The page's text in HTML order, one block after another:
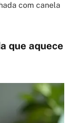
com canela
que aquece